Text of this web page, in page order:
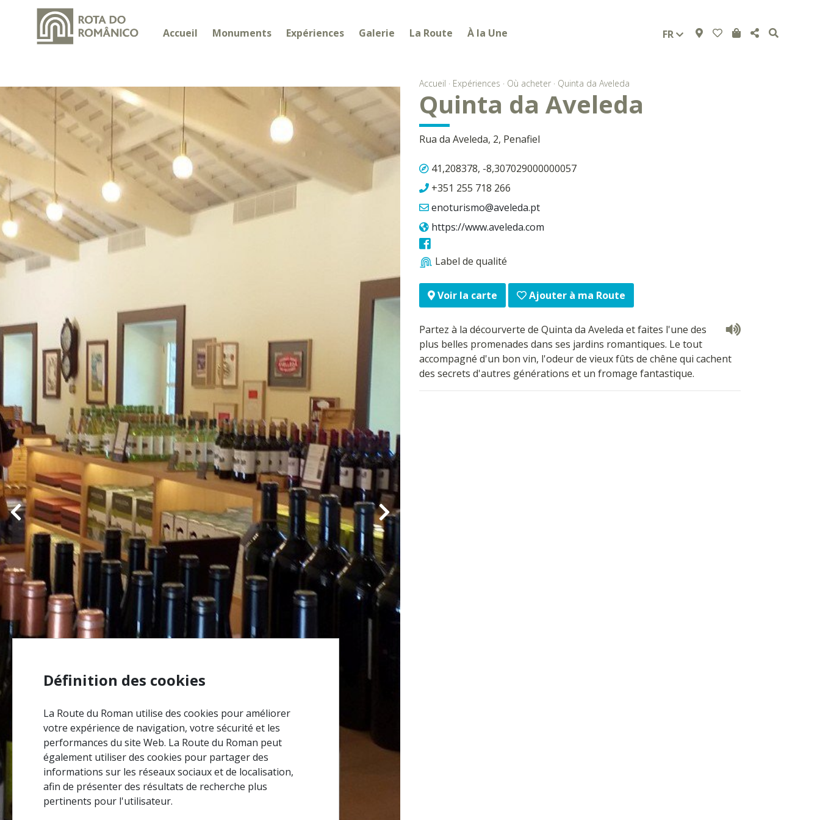
Accueil Monuments Expériences Galerie La Route À la Une FR
Accueil · Expériences · Où acheter · Quinta da Aveleda
Quinta da Aveleda
Rua da Aveleda, 2, Penafiel
41,208378, -8,307029000000057
+351 255 718 266
enoturismo@aveleda.pt
https://www.aveleda.com
Label de qualité
Voir la carte Ajouter à ma Route
Partez à la décourverte de Quinta da Aveleda et faites l'une des
plus belles promenades dans ses jardins romantiques. Le tout
accompagné d'un bon vin, l'odeur de vieux fûts de chêne qui cachent
des secrets d'autres générations et un fromage fantastique.
Définition des cookies
La Route du Roman utilise des cookies pour améliorer
votre expérience de navigation, votre sécurité et les
performances du site Web. La Route du Roman peut
également utiliser des cookies pour partager des
informations sur les réseaux sociaux et de localisation,
afin de présenter des résultats de recherche plus
pertinents pour l'utilisateur.